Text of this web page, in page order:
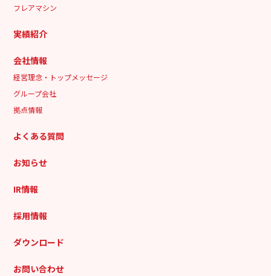
フレアマシン
実績紹介
会社情報
経営理念・トップメッセージ
グループ会社
拠点情報
よくある質問
お知らせ
IR情報
採用情報
ダウンロード
お問い合わせ